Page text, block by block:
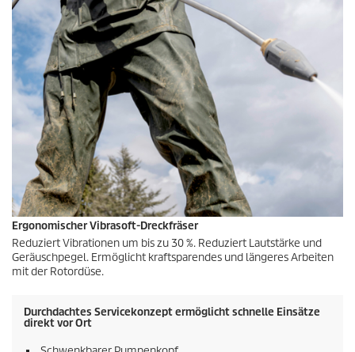
Ergonomischer Vibrasoft-Dreckfräser
Reduziert Vibrationen um bis zu 30 %. Reduziert Lautstärke und
Geräuschpegel. Ermöglicht kraftsparendes und längeres Arbeiten
mit der Rotordüse.
Durchdachtes Servicekonzept ermöglicht schnelle Einsätze
direkt vor Ort